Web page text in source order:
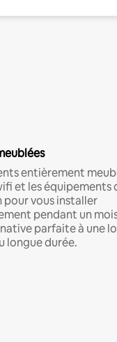
entièrement
et les équipements
pour vous installer
pendant un
parfaite à une
longue durée.